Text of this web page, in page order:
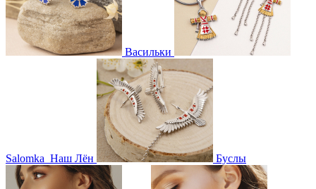
Васильки
Salomka Наш Лён Буслы